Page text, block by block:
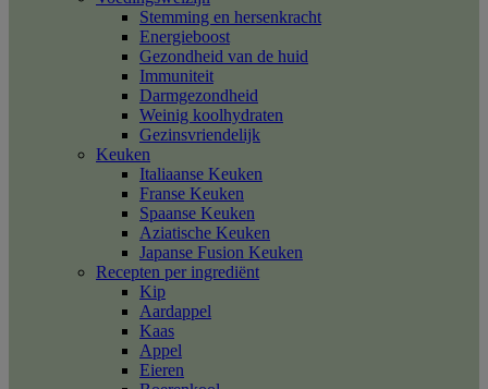
Stemming en hersenkracht
Energieboost
Gezondheid van de huid
Immuniteit
Darmgezondheid
Weinig koolhydraten
Gezinsvriendelijk
Keuken
Italiaanse Keuken
Franse Keuken
Spaanse Keuken
Aziatische Keuken
Japanse Fusion Keuken
Recepten per ingrediënt
Kip
Aardappel
Kaas
Appel
Eieren